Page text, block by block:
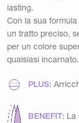
lasting.
Con la sua
un tratto preciso,
per un colore
qualsiasi incarnato.
PLUS:
BENEFIT: La